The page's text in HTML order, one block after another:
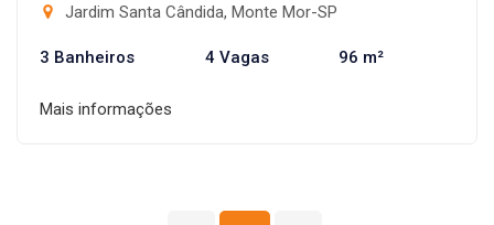
Jardim Santa Cândida, Monte Mor-SP
3 Banheiros 4 Vagas 96 m²
Mais informações